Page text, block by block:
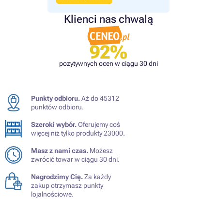
Klienci nas chwalą
92%
pozytywnych ocen w ciągu 30 dni
Punkty odbioru.Aż do 45312
punktów odbioru.
Szeroki wybór.Oferujemy coś
więcej niż tylko produkty 23000.
Masz z nami czas. Możesz
zwrócić towar w ciągu 30 dni.
Nagrodzimy Cię.Za każdy
zakup otrzymasz punkty
lojalnościowe.